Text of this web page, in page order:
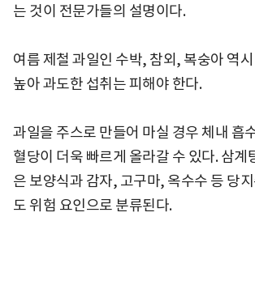
는 것이 전문가들의 설명이다.
여름 제철 과일인 수박, 참외, 복숭아 역시
높아 과도한 섭취는 피해야 한다.
과일을 주스로 만들어 마실 경우 체내 흡
혈당이 더욱 빠르게 올라갈 수 있다. 삼계
은 보양식과 감자, 고구마, 옥수수 등 당
도 위험 요인으로 분류된다.